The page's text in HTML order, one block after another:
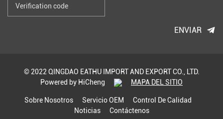
ENVIAR
© 2022 QINGDAO EATHU IMPORT AND EXPORT CO., LTD.
Powered by HiCheng
MAPA DEL SITIO
Sobre Nosotros
Servicio OEM
Control De Calidad
Noticias
Contáctenos